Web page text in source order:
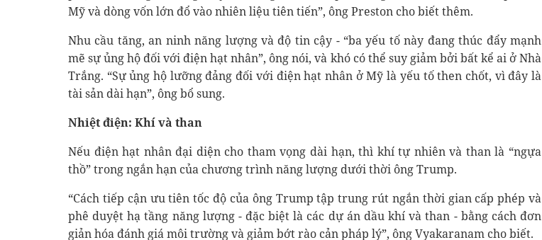
Mỹ và dòng vốn lớn đổ vào nhiên liệu tiên tiến”, ông Preston cho biết thêm.
Nhu cầu tăng, an ninh năng lượng và độ tin cậy - “ba yếu tố này đang thúc đẩy mạnh
mẽ sự ủng hộ đối với điện hạt nhân”, ông nói, và khó có thể suy giảm bởi bất kể ai ở Nhà
Trắng. “Sự ủng hộ lưỡng đảng đối với điện hạt nhân ở Mỹ là yếu tố then chốt, vì đây là
tài sản dài hạn”, ông bổ sung.
Nhiệt điện: Khí và than
Nếu điện hạt nhân đại diện cho tham vọng dài hạn, thì khí tự nhiên và than là “ngựa
thồ” trong ngắn hạn của chương trình năng lượng dưới thời ông Trump.
“Cách tiếp cận ưu tiên tốc độ của ông Trump tập trung rút ngắn thời gian cấp phép và
phê duyệt hạ tầng năng lượng - đặc biệt là các dự án dầu khí và than - bằng cách đơn
giản hóa đánh giá môi trường và giảm bớt rào cản pháp lý”, ông Vyakaranam cho biết.